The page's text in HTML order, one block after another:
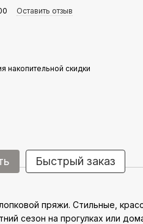
Оставить отзыв
накопительной скидки
Быстрый заказ
пряжи. Стильные,
сезон на прогулках или